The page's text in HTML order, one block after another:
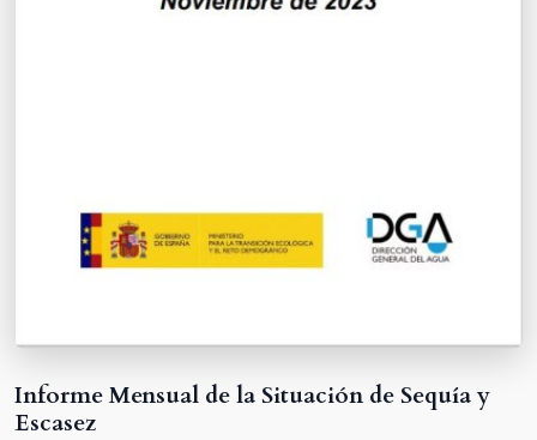
Informe Mensual de la Situación de Sequía y
Escasez